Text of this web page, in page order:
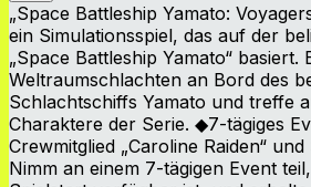
„Space Battleship Yamato:
ein Simulationsspiel, das auf der
„Space Battleship Yamato“ basiert.
Weltraumschlachten an Bord des
Schlachtschiffs Yamato und treffe
Charaktere der Serie. ◆7-tägiges
Crewmitglied „Caroline Raiden“
Nimm an einem 7-tägigen Event